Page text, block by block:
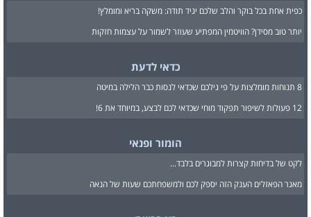
כפית אחת בכל בוקר והלב שלכם יגיד תודה: משקה בריא ומומלץ!
יותר טוב מסידן? הוויטמין המפתיע שעוזר לשמור על עצמות חזקות
כדאי לדעת
8 תנוחות מומלצות על פי גילכם שכדאי לנסות כבר הלילה במיטה
12 פעולות לשיפור תפקוד מוחי שכדאי לכם לבצע, במיוחד את 6!
הומור ופנאי
לקט של בדיחות קצרות למבוגרים בלבד...
מאגר הפאזלים הענק הזה יספק לכם ולמשפחתכם שעות של הנאה